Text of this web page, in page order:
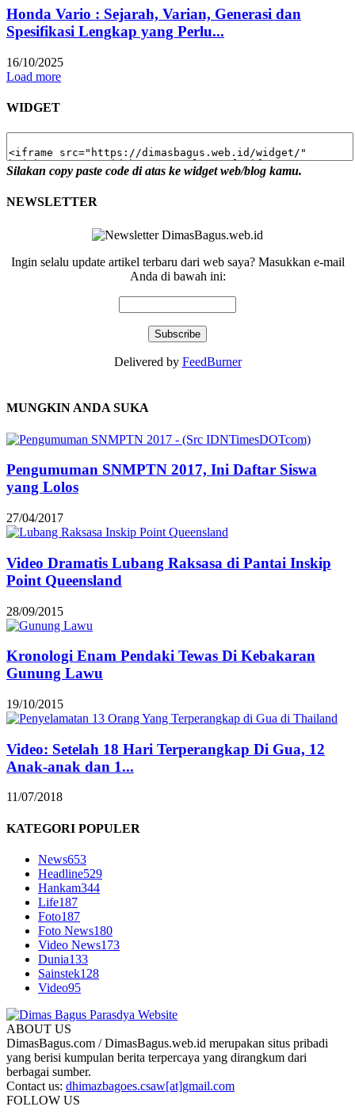
Honda Vario : Sejarah, Varian, Generasi dan
Spesifikasi Lengkap yang Perlu...
16/10/2025
Load more
WIDGET
Silakan copy paste code di atas ke widget web/blog kamu.
NEWSLETTER
Ingin selalu update artikel terbaru dari web saya? Masukkan e-mail
Anda di bawah ini:
Delivered by FeedBurner
MUNGKIN ANDA SUKA
Pengumuman SNMPTN 2017, Ini Daftar Siswa
yang Lolos
27/04/2017
Video Dramatis Lubang Raksasa di Pantai Inskip
Point Queensland
28/09/2015
Kronologi Enam Pendaki Tewas Di Kebakaran
Gunung Lawu
19/10/2015
Video: Setelah 18 Hari Terperangkap Di Gua, 12
Anak-anak dan 1...
11/07/2018
KATEGORI POPULER
News653
Headline529
Hankam344
Life187
Foto187
Foto News180
Video News173
Dunia133
Sainstek128
Video95
ABOUT US
DimasBagus.com / DimasBagus.web.id merupakan situs pribadi
yang berisi kumpulan berita terpercaya yang dirangkum dari
berbagai sumber.
Contact us: dhimazbagoes.csaw[at]gmail.com
FOLLOW US